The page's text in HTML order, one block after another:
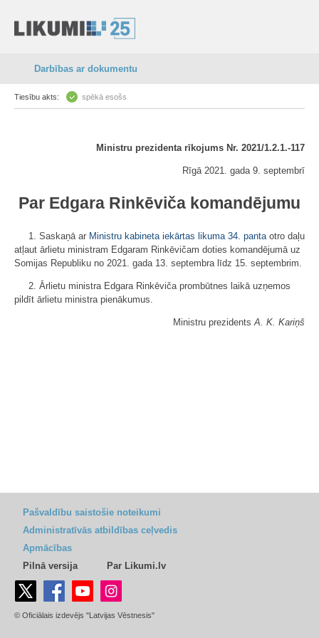
Darbības ar dokumentu
Tiesību akts: spēkā esošs
Ministru prezidenta rīkojums Nr. 2021/1.2.1.-117
Rīgā 2021. gada 9. septembrī
Par Edgara Rinkēviča komandējumu
1. Saskaņā ar Ministru kabineta iekārtas likuma 34. pantaotro daļu
atļaut ārlietu ministram Edgaram Rinkēvičam doties komandējumā uz
Somijas Republiku no 2021. gada 13. septembra līdz 15. septembrim.
2. Ārlietu ministra Edgara Rinkēviča prombūtnes laikā uzņemos
pildīt ārlietu ministra pienākumus.
Ministru prezidentsA. K. Kariņš
Pašvaldību saistošie noteikumi
Administratīvās atbildības ceļvedis
Apmācības
Pilnā versija
Par Likumi.lv
© Oficiālais izdevējs "Latvijas Vēstnesis"